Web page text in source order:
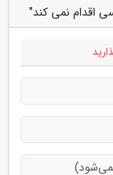
اقدام نمی کند"